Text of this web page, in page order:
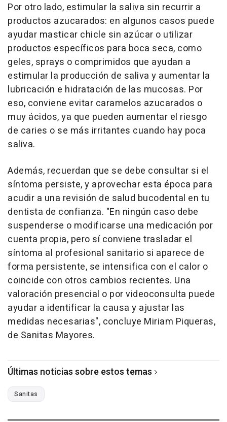
Por otro lado, estimular la saliva sin recurrir a
productos azucarados: en algunos casos puede
ayudar masticar chicle sin azúcar o utilizar
productos específicos para boca seca, como
geles, sprays o comprimidos que ayudan a
estimular la producción de saliva y aumentar la
lubricación e hidratación de las mucosas. Por
eso, conviene evitar caramelos azucarados o
muy ácidos, ya que pueden aumentar el riesgo
de caries o se más irritantes cuando hay poca
saliva.
Además, recuerdan que se debe consultar si el
síntoma persiste, y aprovechar esta época para
acudir a una revisión de salud bucodental en tu
dentista de confianza. "En ningún caso debe
suspenderse o modificarse una medicación por
cuenta propia, pero sí conviene trasladar el
síntoma al profesional sanitario si aparece de
forma persistente, se intensifica con el calor o
coincide con otros cambios recientes. Una
valoración presencial o por videoconsulta puede
ayudar a identificar la causa y ajustar las
medidas necesarias", concluye Miriam Piqueras,
de Sanitas Mayores.
Últimas noticias sobre estos temas
Sanitas